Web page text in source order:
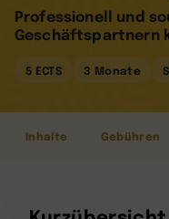
Professionell und
Geschäftspartnern
5 ECTS 3 Monate
Inhalte Gebühren